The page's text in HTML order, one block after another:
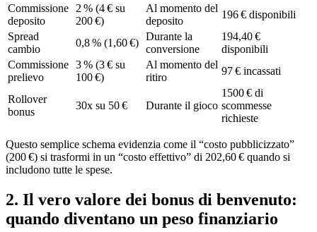
Commissione
deposito
2 % (4 € su
200 €)
Al momento del
deposito
196 € disponibili
Spread
cambio
0,8 % (1,60 €)
Durante la
conversione
194,40 €
disponibili
Commissione
prelievo
3 % (3 € su
100 €)
Al momento del
ritiro
97 € incassati
Rollover
bonus
30x su 50 € Durante il gioco
1500 € di
scommesse
richieste
Questo semplice schema evidenzia come il “costo pubblicizzato”
(200 €) si trasformi in un “costo effettivo” di 202,60 € quando si
includono tutte le spese.
2. Il vero valore dei bonus di benvenuto:
quando diventano un peso finanziario